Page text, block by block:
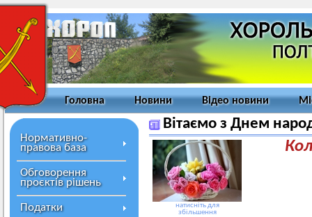
Головна Новини Відео новини
Нормативно-
правова база
Обговорення
проєктів рішень
Податки
Вітаємо з Днем
натисніть для
збільшення